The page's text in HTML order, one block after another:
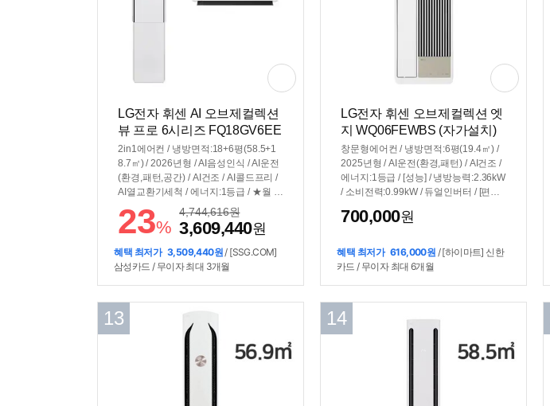
LG전자 휘센 AI 오브제컬렉션
뷰 프로 6시리즈 FQ18GV6EE
2 (공식인증 설치)
2in1에어컨 / 냉방면적:18+6평(58.5+1
8.7㎡) / 2026년형 / AI음성인식 / AI운전
(환경,패턴,공간) / AI건조 / AI콜드프리 /
AI열교환기세척 / 에너지:1등급 / ★월 전
기요금:104,070원 / [성능] / 냉방능력:7.
2kW / 소비전력:1.83kW / 듀얼인버터 /
[청정] / 음이온, 이오나이저 / 알러지청정
필터 / [편의] / UV-LED 팬살균 / 셀프청
소가능 / 스마트폰제어 / 인체감지 / 간접
23%
4,744,616원
3,609,440원
혜택 최저가 3,509,440원/ [SSG.COM]
삼성카드 / 무이자 최대 3개월
LG전자 휘센 오브제컬렉션 엣
지 WQ06FEWBS (자가설치)
창문형에어컨 / 냉방면적:6평(19.4㎡) /
2025년형 / AI운전(환경,패턴) / AI건조 /
에너지:1등급 / [성능] / 냉방능력:2.36kW
/ 소비전력:0.99kW / 듀얼인버터 / [편의]
트 / 자가증발 / [규격] / 설치높이:105~15
이): 329x925x259mm
700,000원
혜택 최저가 616,000원 / [하이마트] 신한
카드 / 무이자 최대 6개월
13 14